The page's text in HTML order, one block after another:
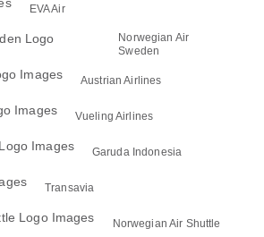
EVA Air
Norwegian Air
Sweden
Austrian Airlines
Vueling Airlines
Garuda Indonesia
Transavia
Norwegian Air Shuttle